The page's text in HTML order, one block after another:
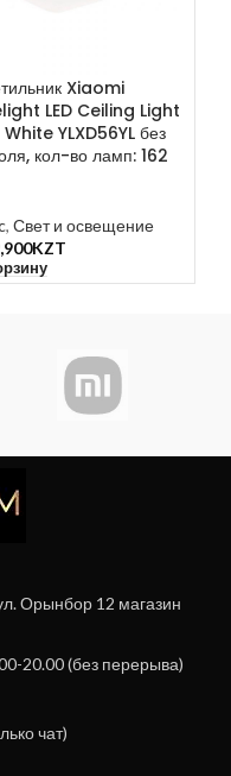
Xiaomi
LED Ceiling Light
YLXD56YL без
кол-во ламп: 162
, Свет и освещение
KZT
Орынбор 12 магазин
20.00 (без перерыва)
чат)